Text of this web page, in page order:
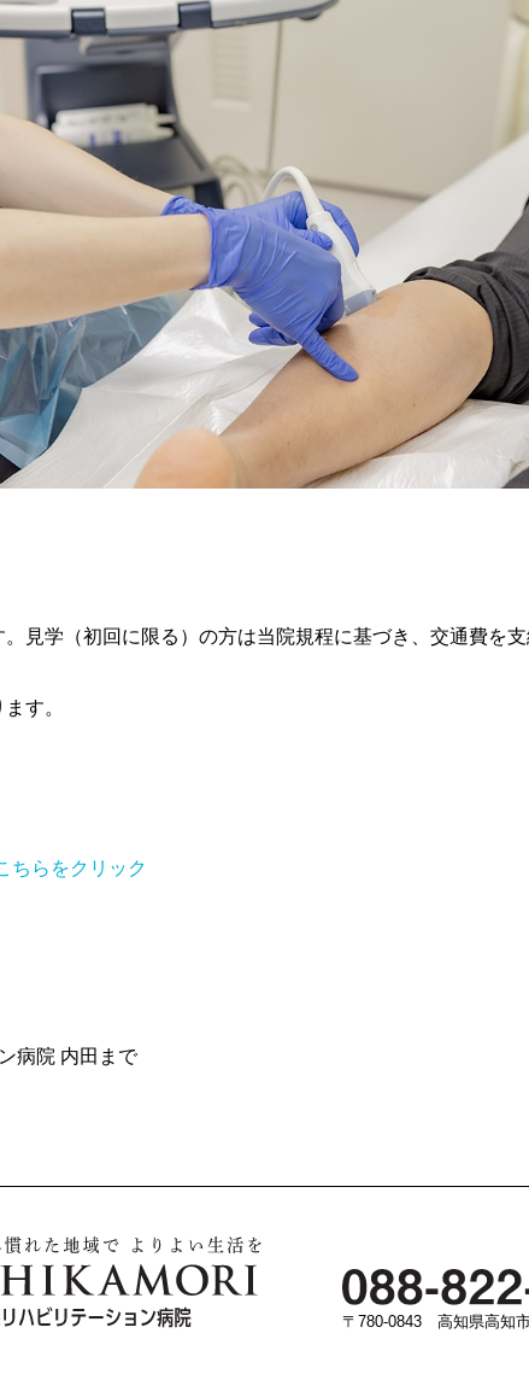
見学（初回に限る）の方は当院規程に基づき、交通費を
す。
ちらをクリック
病院 内田まで
〒780-0843 高知県高知